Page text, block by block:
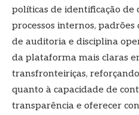
políticas de identificação de
processos internos,
de auditoria e disciplina
da plataforma mais claras
transfronteiriças,
quanto à capacidade de
transparência e oferecer